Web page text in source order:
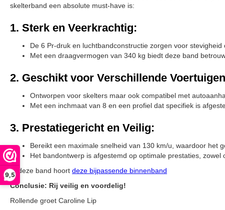
9,5
skelterband een absolute must-have is:
1. Sterk en Veerkrachtig:
De 6 Pr-druk en luchtbandconstructie zorgen voor stevigheid
Met een draagvermogen van 340 kg biedt deze band
2. Geschikt voor Verschillende
Ontworpen voor skelters maar ook compatibel met
Met een inchmaat van 8 en een profiel dat specifiek is
3. Prestatiegericht en Veilig:
Bereikt een maximale snelheid van 130 km/u, waardoor het
Het bandontwerp is afgestemd op optimale prestaties, zowel
In deze band hoort deze bijpassende binnenband
Conclusie: Rij veilig en voordelig!
Rollende groet Caroline Lip